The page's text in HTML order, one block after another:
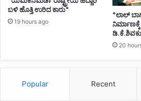
ಬಳಿ ಹೊತ್ತಿ ಉರಿದ ಕಾರು*
19 hours ago
*ಲಾಲ್
20
Popular Recent